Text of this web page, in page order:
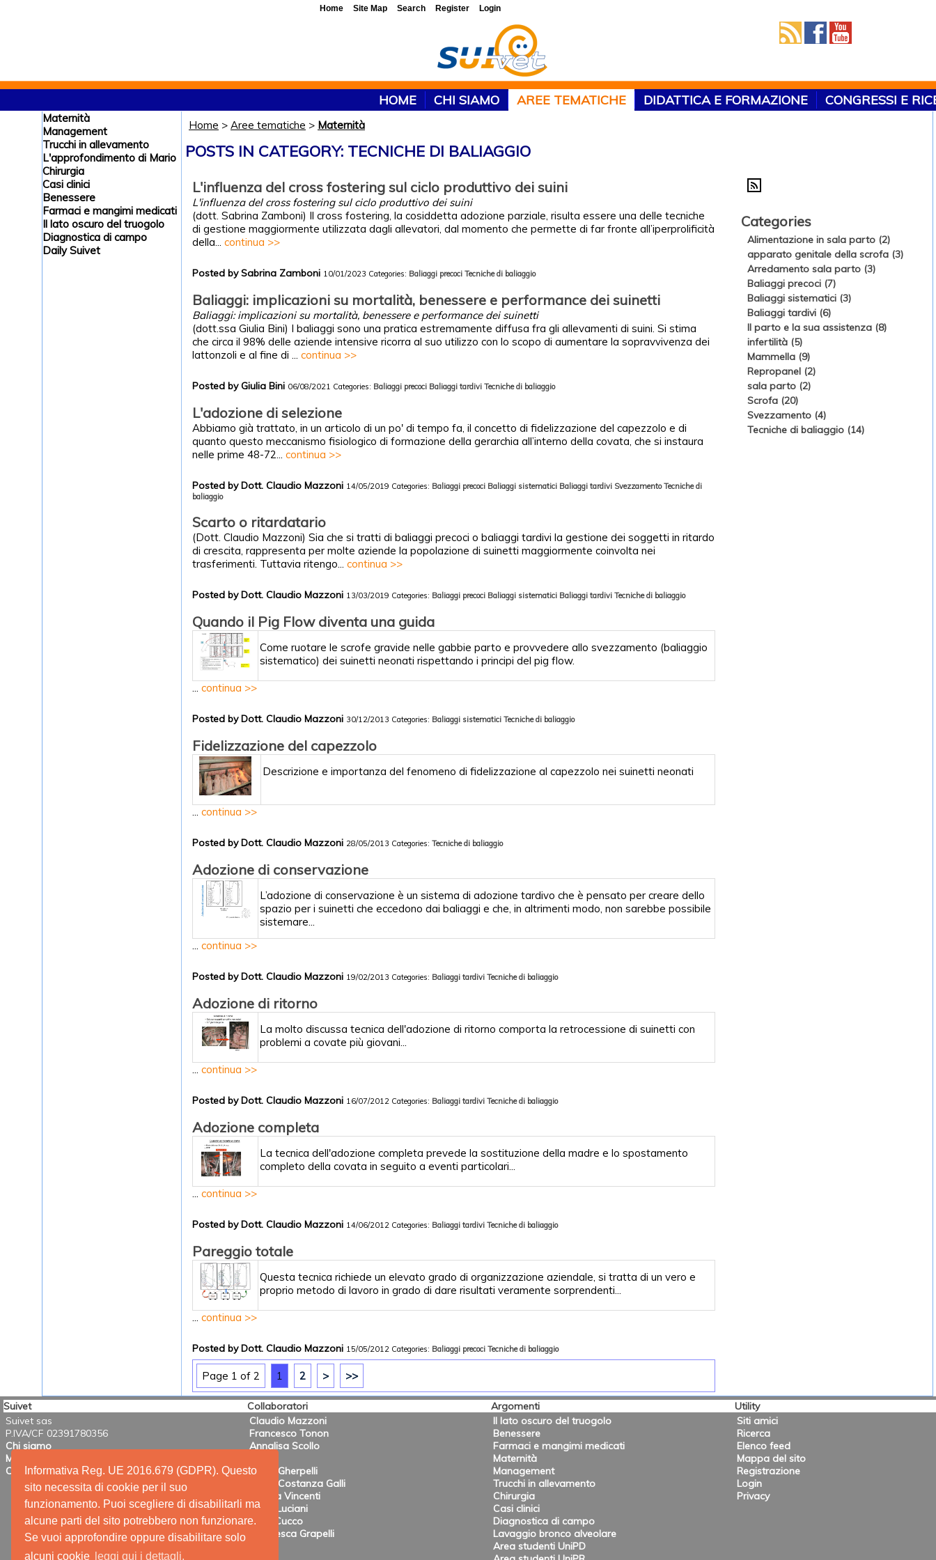
Informativa Reg. UE 2016.679 (GDPR). Questo
sito necessita di cookie per il suo
funzionamento. Puoi scegliere di disabilitarli ma
alcune parti del sito potrebbero non funzionare.
Se vuoi approfondire oppure disabilitare solo
alcuni cookie
leggi qui i dettagli.
HOME CHI SIAMO AREE TEMATICHE DIDATTICA E FORMAZIONE CONGRESSI E
Maternità
Management
Trucchi in allevamento
L'approfondimento di Mario
Chirurgia
Casi clinici
Benessere
Farmaci e mangimi medicati
Il lato oscuro del truogolo
Diagnostica di campo
Daily Suivet
Home > Aree tematiche > Maternità
POSTS IN CATEGORY: TECNICHE DI BALIAGGIO
L'influenza del cross fostering sul ciclo produttivo dei suini
L'influenza del cross fostering sul ciclo produttivo dei suini
(dott. Sabrina Zamboni) Il cross fostering, la cosiddetta adozione parziale, risulta essere una delle tecniche
di gestione maggiormente utilizzata dagli allevatori, dal momento che permette di far fronte all’iperprolificità
della... continua >>
Posted by Sabrina Zamboni 10/01/2023 Categories: Baliaggi precoci Tecniche di baliaggio
Baliaggi: implicazioni su mortalità, benessere e performance dei suinetti
Baliaggi: implicazioni su mortalità, benessere e performance dei suinetti
(dott.ssa Giulia Bini) I baliaggi sono una pratica estremamente diffusa fra gli allevamenti di suini. Si stima
che circa il 98% delle aziende intensive ricorra al suo utilizzo con lo scopo di aumentare la sopravvivenza dei
lattonzoli e al fine di ... continua >>
Posted by Giulia Bini 06/08/2021 Categories: Baliaggi precoci Baliaggi tardivi Tecniche di baliaggio
L'adozione di selezione
Abbiamo già trattato, in un articolo di un po' di tempo fa, il concetto di fidelizzazione del capezzolo e di
quanto questo meccanismo fisiologico di formazione della gerarchia all’interno della covata, che si instaura
nelle prime 48-72... continua >>
Posted by Dott. Claudio Mazzoni 14/05/2019 Categories: Baliaggi precoci Baliaggi sistematici Baliaggi tardivi Svezzamento Tecniche di
baliaggio
Scarto o ritardatario
(Dott. Claudio Mazzoni) Sia che si tratti di baliaggi precoci o baliaggi tardivi la gestione dei soggetti in ritardo
di crescita, rappresenta per molte aziende la popolazione di suinetti maggiormente coinvolta nei
trasferimenti. Tuttavia ritengo... continua >>
Posted by Dott. Claudio Mazzoni 13/03/2019 Categories: Baliaggi precoci Baliaggi sistematici Baliaggi tardivi Tecniche di baliaggio
Quando il Pig Flow diventa una guida
Come ruotare le scrofe gravide nelle gabbie parto e provvedere allo svezzamento (baliaggio
sistematico) dei suinetti neonati rispettando i principi del pig flow.
... continua >>
Posted by Dott. Claudio Mazzoni 30/12/2013 Categories: Baliaggi sistematici Tecniche di baliaggio
Fidelizzazione del capezzolo
Descrizione e importanza del fenomeno di fidelizzazione al capezzolo nei suinetti neonati
... continua >>
Posted by Dott. Claudio Mazzoni 28/05/2013 Categories: Tecniche di baliaggio
Adozione di conservazione
L’adozione di conservazione è un sistema di adozione tardivo che è pensato per creare dello
spazio per i suinetti che eccedono dai baliaggi e che, in altrimenti modo, non sarebbe possibile
sistemare...
... continua >>
Posted by Dott. Claudio Mazzoni 19/02/2013 Categories: Baliaggi tardivi Tecniche di baliaggio
Adozione di ritorno
La molto discussa tecnica dell'adozione di ritorno comporta la retrocessione di suinetti con
problemi a covate più giovani...
... continua >>
Posted by Dott. Claudio Mazzoni 16/07/2012 Categories: Baliaggi tardivi Tecniche di baliaggio
Adozione completa
La tecnica dell'adozione completa prevede la sostituzione della madre e lo spostamento
completo della covata in seguito a eventi particolari...
... continua >>
Posted by Dott. Claudio Mazzoni 14/06/2012 Categories: Baliaggi tardivi Tecniche di baliaggio
Pareggio totale
Questa tecnica richiede un elevato grado di organizzazione aziendale, si tratta di un vero e
proprio metodo di lavoro in grado di dare risultati veramente sorprendenti...
... continua >>
Posted by Dott. Claudio Mazzoni 15/05/2012 Categories: Baliaggi precoci Tecniche di baliaggio
Page 1 of 2 1 2 > >>
Categories
Alimentazione in sala parto (2)
apparato genitale della scrofa (3)
Arredamento sala parto (3)
Baliaggi precoci (7)
Baliaggi sistematici (3)
Baliaggi tardivi (6)
Il parto e la sua assistenza (8)
infertilità (5)
Mammella (9)
Repropanel (2)
sala parto (2)
Scrofa (20)
Svezzamento (4)
Tecniche di baliaggio (14)
Suivet
Suivet sas
P.IVA/CF 02391780356
Chi siamo
Mission
Contatti
Collaboratori
Claudio Mazzoni
Francesco Tonon
Annalisa Scollo
Mario Gherpelli
Maria Costanza Galli
Valeria Vincenti
Anna Luciani
Irene Cucco
Francesca Grapelli
Argomenti
Il lato oscuro del truogolo
Benessere
Farmaci e mangimi medicati
Maternità
Management
Trucchi in allevamento
Chirurgia
Casi clinici
Diagnostica di campo
Lavaggio bronco alveolare
Area studenti UniPD
Utility
Siti amici
Ricerca
Elenco feed
Mappa del sito
Registrazione
Login
Privacy
Home Site Map Search Register Login